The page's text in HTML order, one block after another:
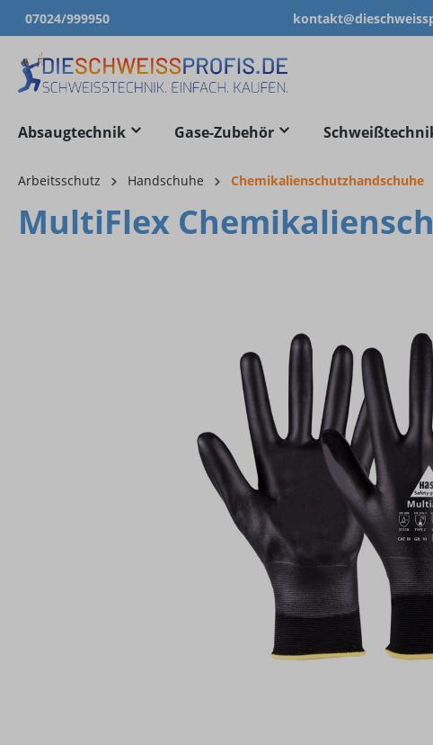
Zur Hauptnavigation springen
07024/999950
Absaugtechnik Gase-Zubehör
Arbeitsschutz Handschuhe Chemikalienschutzhandschuhe
MultiFlex